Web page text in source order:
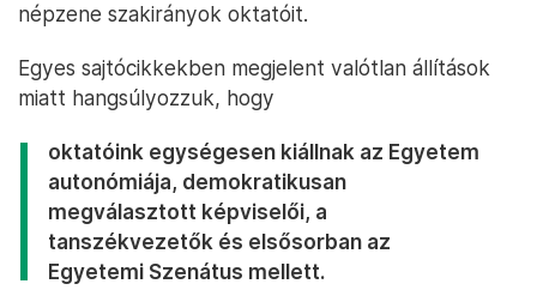
népzene szakirányok oktatóit.
Egyes sajtócikkekben megjelent valótlan állítások
miatt hangsúlyozzuk, hogy
oktatóink egységesen kiállnak az Egyetem
autonómiája, demokratikusan
megválasztott képviselői, a
tanszékvezetők és elsősorban az
Egyetemi Szenátus mellett.